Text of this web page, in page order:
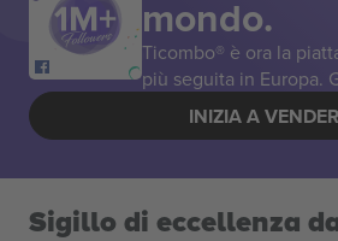
mondo.
Ticombo® è ora la
più seguita in Europa.
INIZIA A
Sigillo di eccellenza